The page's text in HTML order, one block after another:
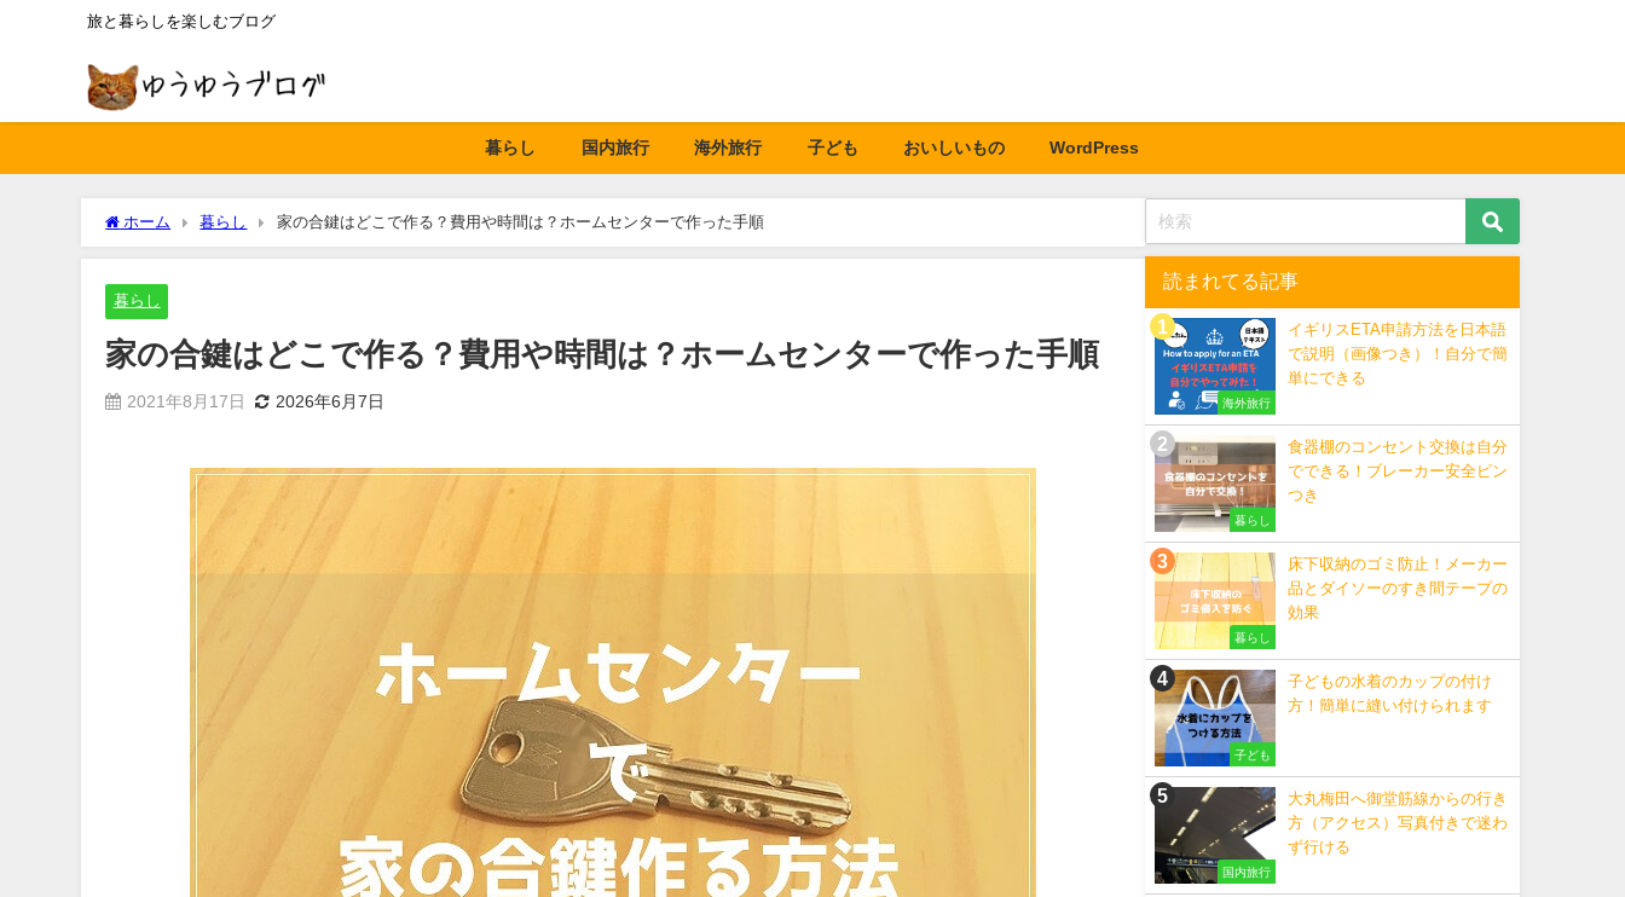
旅と暮らしを楽しむブログ
暮らし 国内旅行 海外旅行 子ども おいしいもの WordPress
ホーム 暮らし 家の合鍵はどこで作る？費用や時間は？ホームセンターで作った手順
暮らし
家の合鍵はどこで作る？費用や時間は？ホームセンターで作った手順
2021年8月17日 2026年6月7日
読まれてる記事
海外旅行
イギリスETA申請方法を日本語
で説明（画像つき）！自分で簡
単にできる
暮らし
食器棚のコンセント交換は自分
でできる！ブレーカー安全ピン
つき
暮らし
床下収納のゴミ防止！メーカー
品とダイソーのすき間テープの
効果
子ども
子どもの水着のカップの付け
方！簡単に縫い付けられます
国内旅行
大丸梅田へ御堂筋線からの行き
方（アクセス）写真付きで迷わ
ず行ける